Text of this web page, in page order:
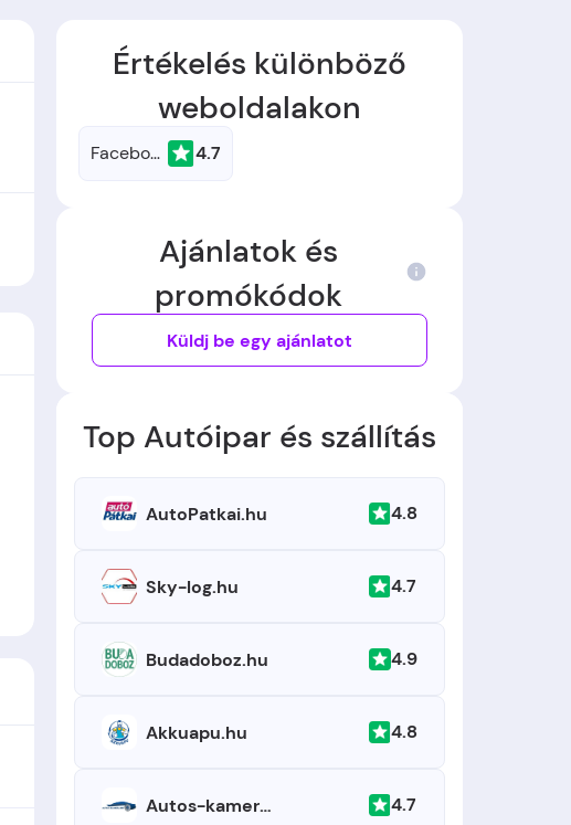
Értékelés különböző
weboldalakon
Facebook 4.7
Ajánlatok és
promókódok
Küldj be egy ajánlatot
Top Autóipar és szállítás
AutoPatkai.hu 4.8
Sky-log.hu 4.7
Budadoboz.hu 4.9
Akkuapu.hu 4.8
Autos-kamera.hu 4.7